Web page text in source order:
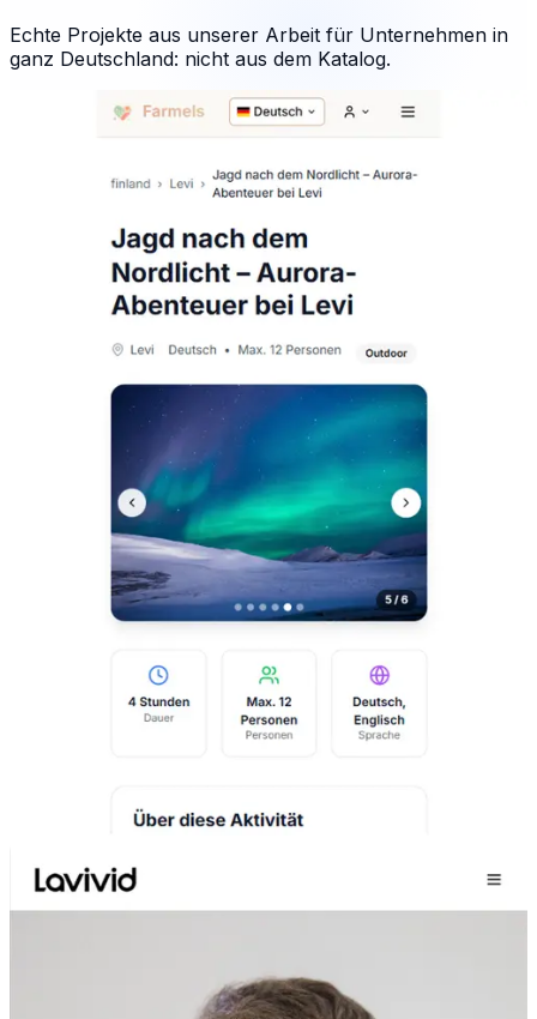
Echte Projekte aus unserer Arbeit für Unternehmen in
ganz Deutschland: nicht aus dem Katalog.